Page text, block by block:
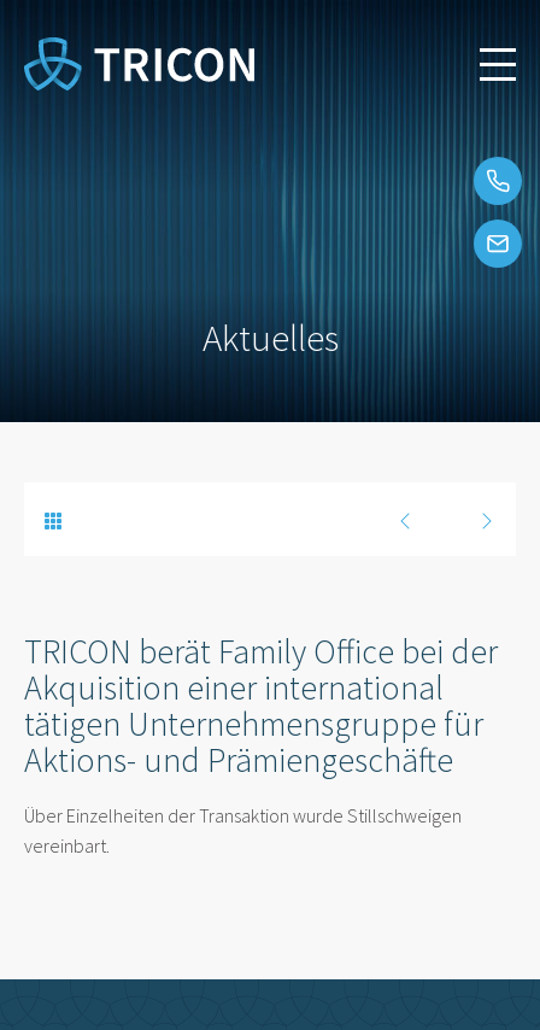
Aktuelles
TRICON berät Family Office bei der
Akquisition einer international
tätigen Unternehmensgruppe für
Aktions- und Prämiengeschäfte
Über Einzelheiten der Transaktion wurde Stillschweigen
vereinbart.